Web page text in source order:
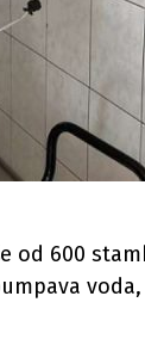
od 600